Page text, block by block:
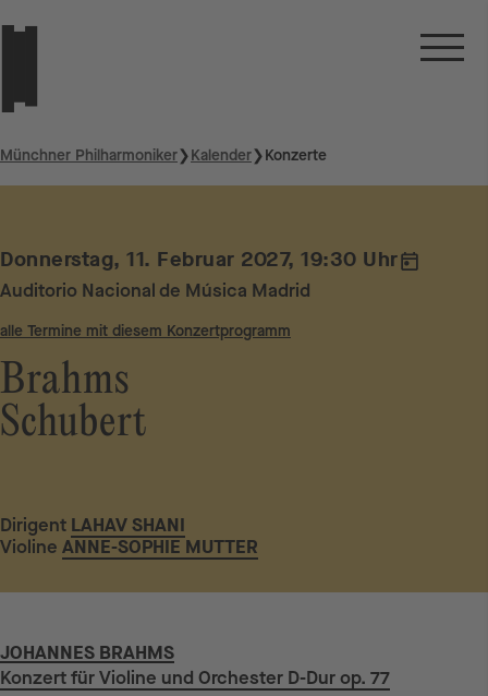
Münchner Philharmoniker❯Kalender❯Konzerte
Brahms
Schubert
Donnerstag, 11. Februar 2027, 19:30 Uhr
Auditorio Nacional de Música Madrid
alle Termine mit diesem Konzertprogramm
Dirigent LAHAV SHANI
Violine ANNE-SOPHIE MUTTER
JOHANNES BRAHMS
Konzert für Violine und Orchester D-Dur op. 77